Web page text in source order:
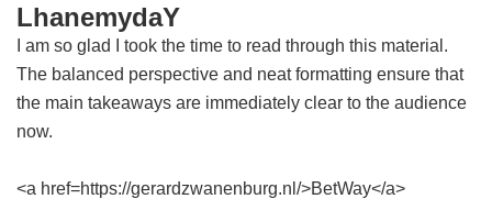
LhanemydaY
I am so glad I took the time to read through this material.
The balanced perspective and neat formatting ensure that
the main takeaways are immediately clear to the audience
now.
<a href=https://gerardzwanenburg.nl/>BetWay</a>